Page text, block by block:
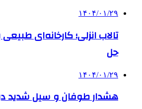
۱۴۰۴/۰۱/۲۹
تالاب انزلی؛ کارخانه‌ای
حل
۱۴۰۴/۰۱/۲۹
هشدار طوفان و سیل شدید در